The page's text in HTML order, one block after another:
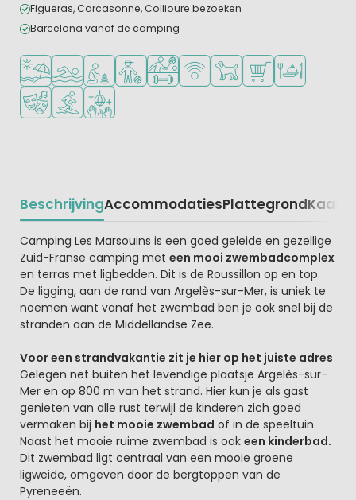
Figueras, Carcasonne, Collioure bezoeken
Barcelona vanaf de camping
Ligt bij strand en zee
Openlucht zwembad
Aanbevolen voor jonge kinderen
Aanbevolen voor tieners
Veel mogelijkheden om te sporten
WiFi beschikbaar
Huisdieren toegestaan
Campingwinkel/
Restaurant of
Animatieprogramma
Watersportfaciliteiten
Discotheek
BeschrijvingAccommodatiesPlattegrondKaart
Beschrijving
Camping Les Marsouins is een goed geleide en gezellige
Zuid-Franse camping met een mooi zwembadcomplex
en terras met ligbedden. Dit is de Roussillon op en top.
De ligging, aan de rand van Argelès-sur-Mer, is uniek te
noemen want vanaf het zwembad ben je ook snel bij de
stranden aan de Middellandse Zee.
Voor een strandvakantie zit je hier op het juiste adres
Gelegen net buiten het levendige plaatsje Argelès-sur-
Mer en op 800 m van het strand. Hier kun je als gast
genieten van alle rust terwijl de kinderen zich goed
vermaken bij het mooie zwembad of in de speeltuin.
Naast het mooie ruime zwembad is ook een kinderbad.
Dit zwembad ligt centraal van een mooie groene
ligweide, omgeven door de bergtoppen van de
Pyreneeën.